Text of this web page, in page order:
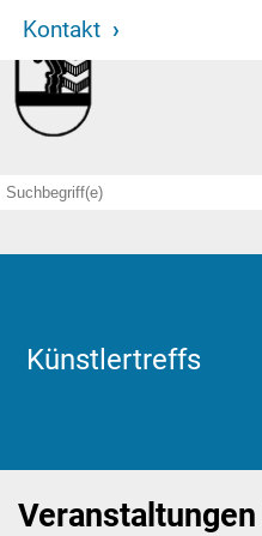
Kontakt
Künstlertreffs